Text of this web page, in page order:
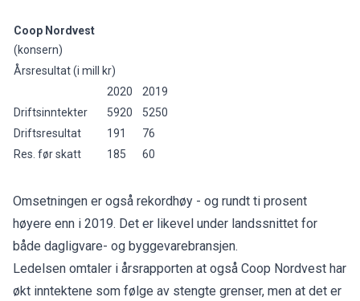
Coop Nordvest
(konsern)
Årsresultat (i mill kr)
2020
2019
Driftsinntekter
5920
5250
Driftsresultat
191
76
Res. før skatt
185 60
Omsetningen er også rekordhøy - og rundt ti prosent
høyere enn i 2019. Det er likevel under landssnittet for
både dagligvare- og byggevarebransjen.
Ledelsen omtaler i årsrapporten at også Coop Nordvest har
økt inntektene som følge av stengte grenser, men at det er